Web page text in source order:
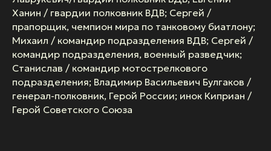
Ханин / гвардии полковник ВДВ; Сергей /
прапорщик, чемпион мира по танковому биатлону;
Михаил / командир подразделения ВДВ; Сергей /
командир подразделения, военный разведчик;
Станислав / командир мотострелкового
подразделения; Владимир Васильевич Булгаков /
генерал-полковник, Герой России; инок Киприан /
Герой Советского Союза